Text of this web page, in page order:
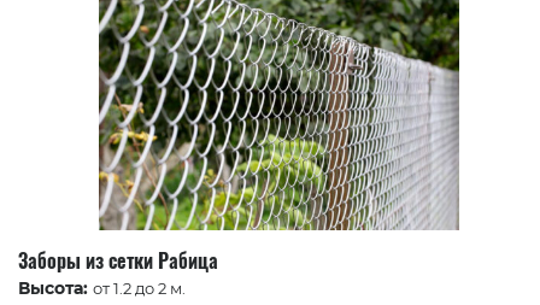
Заборы из сетки Рабица
Высота: от 1.2 до 2 м.